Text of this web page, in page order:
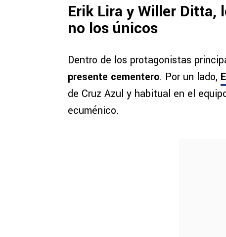
Erik Lira y Willer Ditta,
no los únicos
Dentro de los protagonistas
presente cementero. Por un lado,
de Cruz Azul y habitual en el
ecuménico.